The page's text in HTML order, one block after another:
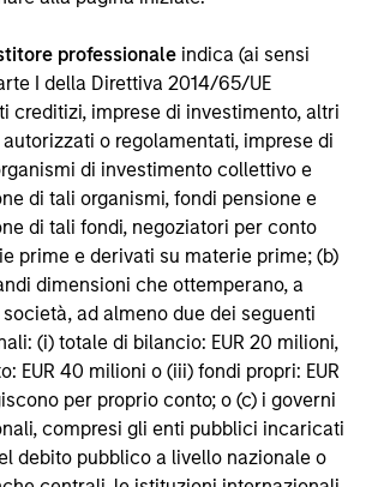
professionale indica (ai sensi
I della Direttiva 2014/65/UE
creditizi, imprese di investimento, altri
o regolamentati, imprese di
di investimento collettivo e
di tali organismi, fondi pensione e
di tali fondi, negoziatori per conto
prime e derivati su materie prime; (b)
dimensioni che ottemperano, a
ad almeno due dei seguenti
(i) totale di bilancio: EUR 20 milioni,
EUR 40 milioni o (iii) fondi propri: EUR
per proprio conto; o (c) i governi
compresi gli enti pubblici incaricati
debito pubblico a livello nazionale o
della gamma Morgan Stanley
tutte le giurisdizioni e che i comparti non
le persone residenti nelle giurisdizioni
o disponibilità sia contraria alle
locali.
(1-7), maggiore è il potenziale di
il rischio di perdere l’investimento.
indica un investimento privo di rischio. Si
contenente informazioni chiave per
nella sezione Risorse, per il rating di
le classi di azioni e le avvertenze.
o “star rating” viene calcolato per i
fondi comuni, sottoconti di rendite
variabili, exchange-traded fund, fondi
con uno storico minimo di tre anni.
fund e i fondi comuni aperti sono
categoria a fini comparativi. Il
sulla base di una misura del